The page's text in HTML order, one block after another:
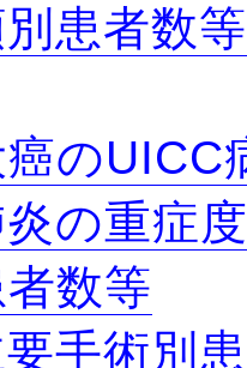
患者数
のUICC
の重症
数等
手術別